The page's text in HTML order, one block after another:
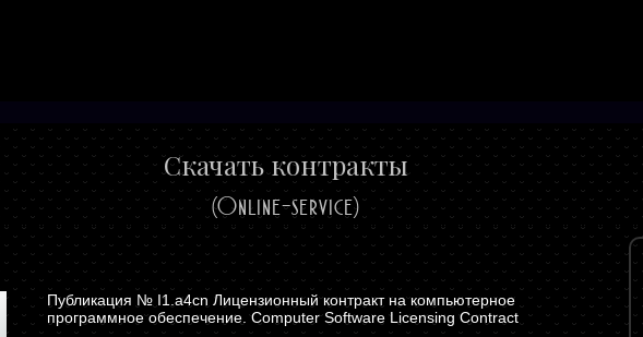
Скачать контракты
(Online-service)
I1.a4cn Лицензионный контракт на компьютерное
программное обеспечение. Computer Software Licensing Contract